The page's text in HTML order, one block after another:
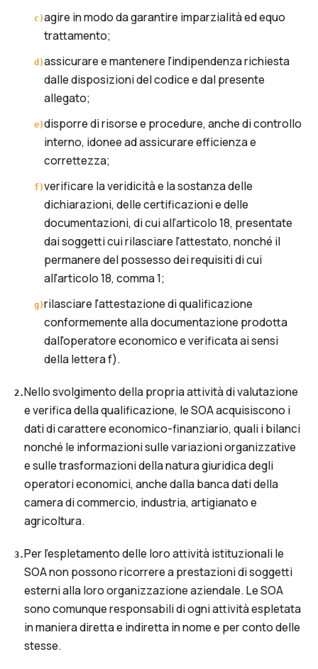
c)agire in modo da garantire imparzialità ed equo
trattamento;
d )assicurare e mantenere l'indipendenza richiesta
dalle disposizioni del codice e dal presente
allegato;
e)disporre di risorse e procedure, anche di controllo
interno, idonee ad assicurare efficienza e
correttezza;
f)verificare la veridicità e la sostanza delle
dichiarazioni, delle certificazioni e delle
documentazioni, di cui all’articolo 18, presentate
dai soggetti cui rilasciare l'attestato, nonché il
permanere del possesso dei requisiti di cui
all'articolo 18, comma 1;
g)rilasciare l'attestazione di qualificazione
conformemente alla documentazione prodotta
dall'operatore economico e verificata ai sensi
della lettera f).
2.Nello svolgimento della propria attività di valutazione
e verifica della qualificazione, le SOA acquisiscono i
dati di carattere economico-finanziario, quali i bilanci
nonché le informazioni sulle variazioni organizzative
e sulle trasformazioni della natura giuridica degli
operatori economici, anche dalla banca dati della
camera di commercio, industria, artigianato e
agricoltura.
3.Per l'espletamento delle loro attività istituzionali le
SOA non possono ricorrere a prestazioni di soggetti
esterni alla loro organizzazione aziendale. Le SOA
sono comunque responsabili di ogni attività espletata
in maniera diretta e indiretta in nome e per conto delle
stesse.